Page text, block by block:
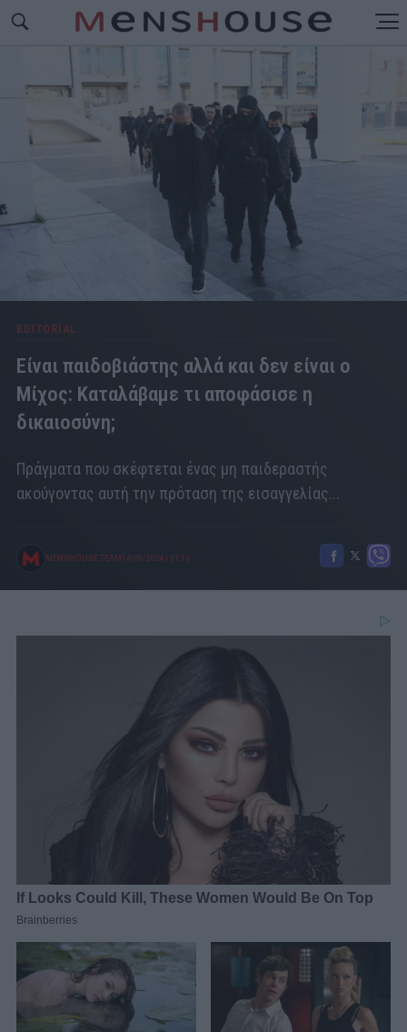
EDITORIAL
Είναι παιδοβιάστης αλλά και δεν είναι ο
Μίχος: Καταλάβαμε τι αποφάσισε η
δικαιοσύνη;
Πράγματα που σκέφτεται ένας μη παιδεραστής
ακούγοντας αυτή την πρόταση της εισαγγελίας...
MENSHOUSE TEAM 14/03/2024 01:16